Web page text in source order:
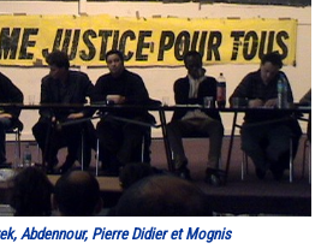
Abdennour, Pierre Didier et Mognis